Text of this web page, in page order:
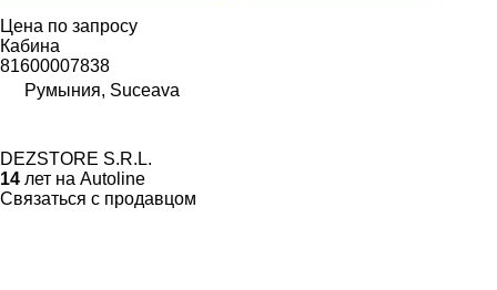
Цена по запросу
Кабина
81600007838
Румыния, Suceava
DEZSTORE S.R.L.
14 лет на Autoline
Связаться с продавцом